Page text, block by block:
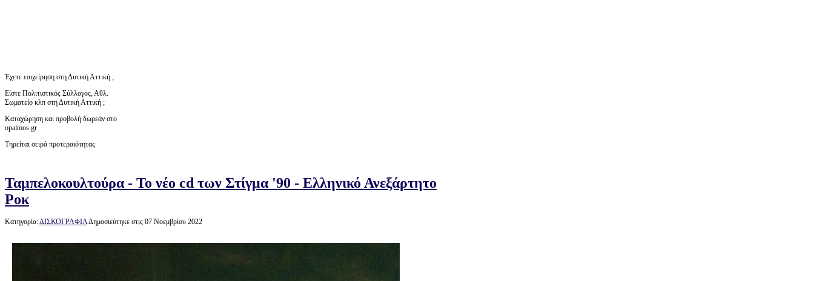
Έχετε επιχείρηση στη Δυτική Αττική ;
Είστε Πολιτιστικός Σύλλογος, Αθλ.
Σωματείο κλπ στη Δυτική Αττική ;
Καταχώρηση και προβολή δωρεάν στο
opalmos.gr
Τηρείται σειρά προτεραιότητας
Ταμπελοκουλτούρα - Το νέο cd των Στίγμα '90 - Ελληνικό Ανεξάρτητο
Ροκ
Κατηγορία:ΔΙΣΚΟΓΡΑΦΙΑΔημοσιεύτηκε στις 07 Νοεμβρίου 2022